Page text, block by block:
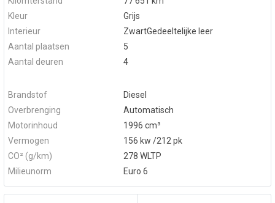
Kleur
Grijs
Interieur
ZwartGedeeltelijke leer
Aantal plaatsen
5
Aantal deuren
4
Brandstof
Diesel
Overbrenging
Automatisch
Motorinhoud
1996 cm³
Vermogen
156 kw /212 pk
CO² (g/km)
278 WLTP
Milieunorm
Euro 6